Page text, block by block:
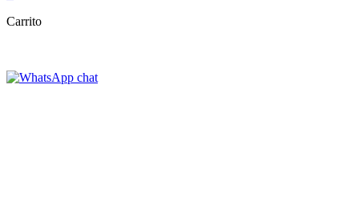
Carrito